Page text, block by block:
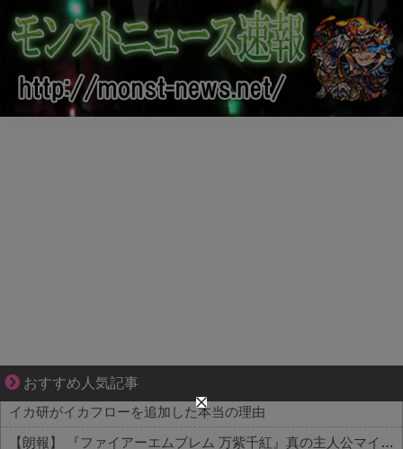
おすすめ人気記事
恋は疑惑に染まり、狂気へ変わる
イカ研がイカフローを追加した本当の理由
【朗報】 『ファイアーエムブレム 万紫千紅』真の主人公マイユニはキャラメイクが可能